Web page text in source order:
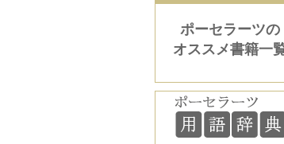
ポーセラーツの
オススメ書籍一